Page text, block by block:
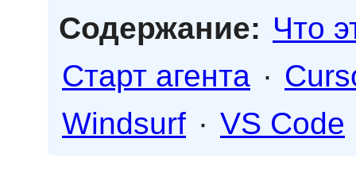
Содержание: Что
Старт агента ·
Windsurf · VS Code